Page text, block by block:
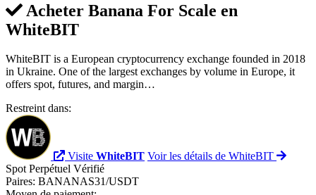
Acheter Banana For Scale en
WhiteBIT
WhiteBIT is a European cryptocurrency exchange founded in 2018
in Ukraine. One of the largest exchanges by volume in Europe, it
offers spot, futures, and margin…
Restreint dans:
Visite WhiteBIT Voir les détails de WhiteBIT
Spot Perpétuel Vérifié
Paires: BANANAS31/USDT